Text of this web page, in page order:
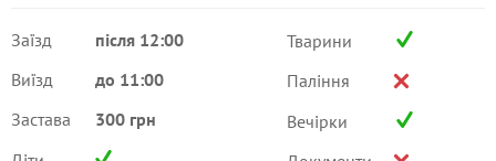
Заїзд
після 12:00
Виїзд
до 11:00
Застава
300 грн
Тварини
Паління
Вечірки